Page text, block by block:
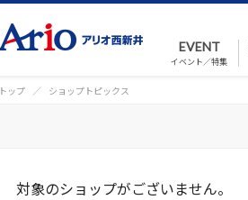
EVENT
イベント／特集
トップ ショップトピックス
対象のショップがございません。